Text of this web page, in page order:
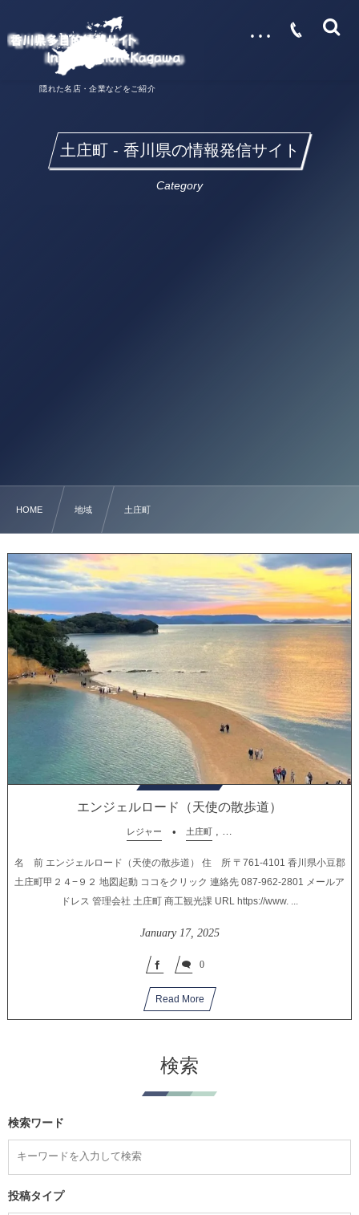
隠れた名店・企業などをご紹介
…
土庄町 - 香川県の情報発信サイト
Category
HOME 地域 土庄町
エンジェルロード（天使の散歩道）
レジャー 土庄町
名 前 エンジェルロード（天使の散歩道） 住 所 〒761-4101 香川県小豆郡
土庄町甲２４−９２ 地図起動 ココをクリック 連絡先 087-962-2801 メールア
ドレス 管理会社 土庄町 商工観光課 URL https://www. ...
January 17, 2025
0
Read More
検索
検索ワード
投稿タイプ